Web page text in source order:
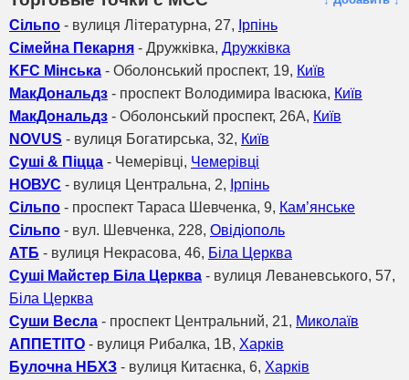
Сільпо - вулиця Літературна, 27, Ірпінь
Сімейна Пекарня - Дружківка, Дружківка
KFC Мінська - Оболонський проспект, 19, Київ
МакДональдз - проспект Володимира Івасюка, Київ
МакДональдз - Оболонський проспект, 26A, Київ
NOVUS - вулиця Богатирська, 32, Київ
Суші & Піцца - Чемерівці, Чемерівці
НОВУС - вулиця Центральна, 2, Ірпінь
Сільпо - проспект Тараса Шевченка, 9, Кам’янське
Сільпо - вул. Шевченка, 228, Овідіополь
АТБ - вулиця Некрасова, 46, Біла Церква
Суші Майстер Біла Церква - вулиця Леваневського, 57,
Біла Церква
Суши Весла - проспект Центральний, 21, Миколаїв
АППЕТІТО - вулиця Рибалка, 1В, Харків
Булочна НБХЗ - вулиця Китаєнка, 6, Харків